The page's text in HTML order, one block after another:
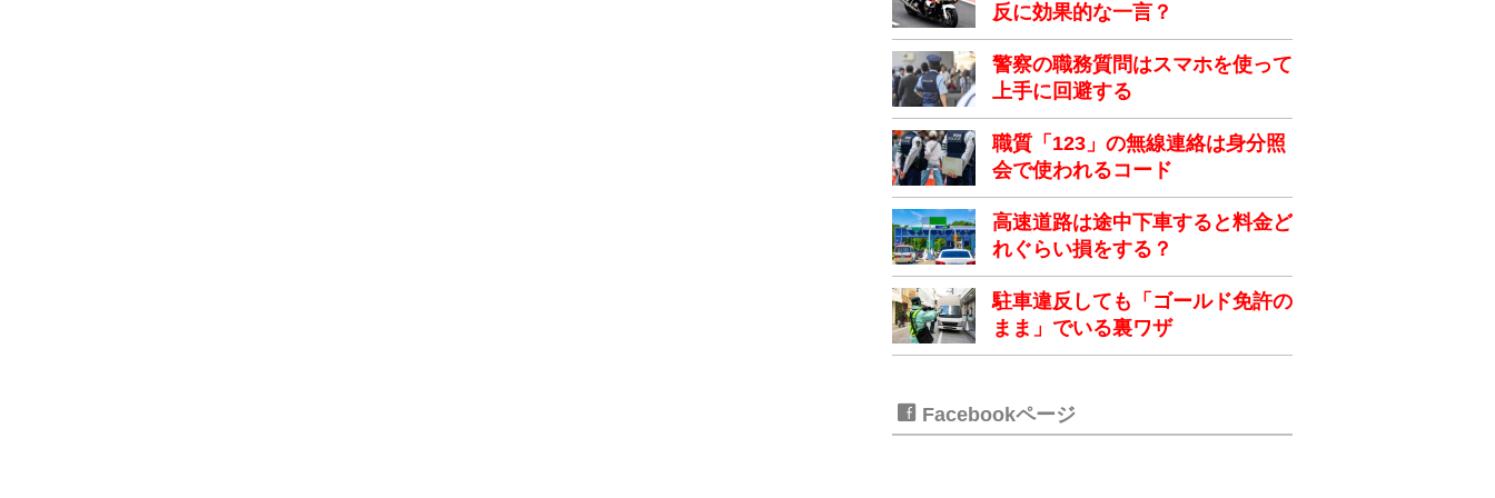
反に効果的な一言？
警察の職務質問はスマホを使って
上手に回避する
職質「123」の無線連絡は身分照
会で使われるコード
高速道路は途中下車すると料金ど
れぐらい損をする？
駐車違反しても「ゴールド免許の
まま」でいる裏ワザ
Facebookページ